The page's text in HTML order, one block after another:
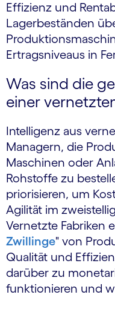
Effizienz und
Lagerbeständen
Ertragsniveaus in
Was sind die
einer
Intelligenz aus
Managern, die
Maschinen oder
Rohstoffe zu
priorisieren, um
Agilität im
Vernetzte Fabriken
Zwillinge" von
Qualität und
darüber zu
funktionieren und